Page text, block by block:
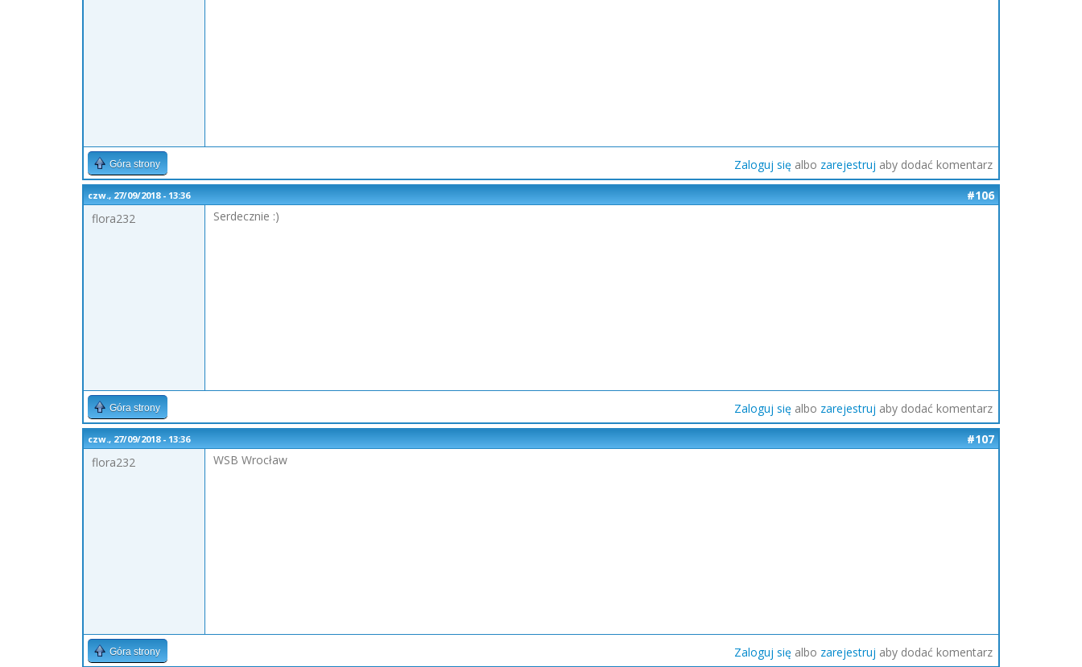
Góra strony Zaloguj się albo zarejestruj aby dodać komentarz
czw., 27/09/2018 - 13:36
#106
flora232
Serdecznie :)
Góra strony Zaloguj się albo zarejestruj aby dodać komentarz
czw., 27/09/2018 - 13:36
#107
flora232
WSB Wrocław
Góra strony Zaloguj się albo zarejestruj aby dodać komentarz